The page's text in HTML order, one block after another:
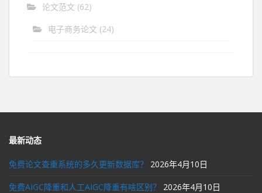
论文范文 (62)
电子商务论文 (24)
最新动态
免费论文查重系统的多久更新数据库？ 2026年4月10日
免费AIGC降重和人工AIGC降重有啥区别？ 2026年4月10日